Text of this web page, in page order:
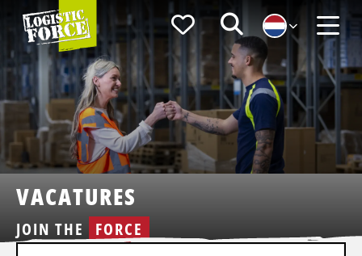
Logistic
Force
FavorietenZoeken
Menu
VACATURES
JOIN THE FORCE